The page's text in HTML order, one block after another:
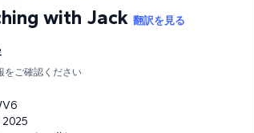
with Jack 翻訳を見る
をご確認ください
2025